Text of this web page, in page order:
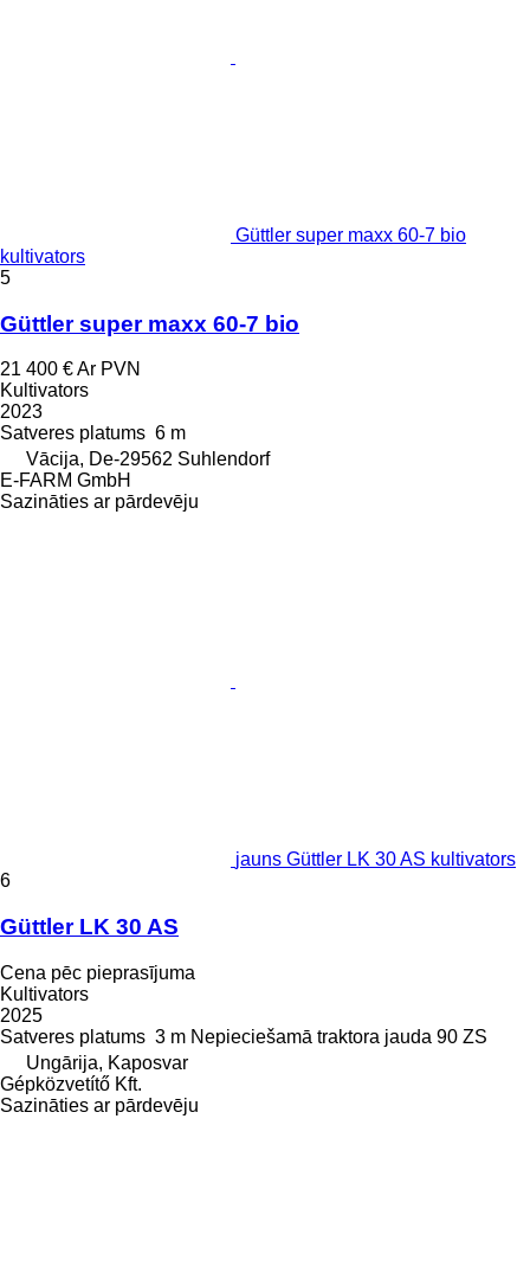
Güttler super maxx 60-7 bio
kultivators
5
Güttler super maxx 60-7 bio
21 400 €Ar PVN
Kultivators
2023
Satveres platums 6 m
Vācija, De-29562 Suhlendorf
E-FARM GmbH
Sazināties ar pārdevēju
jauns Güttler LK 30 AS kultivators
6
Güttler LK 30 AS
Cena pēc pieprasījuma
Kultivators
2025
Satveres platums 3 m Nepieciešamā traktora jauda 90 ZS
Ungārija, Kaposvar
Gépközvetítő Kft.
Sazināties ar pārdevēju